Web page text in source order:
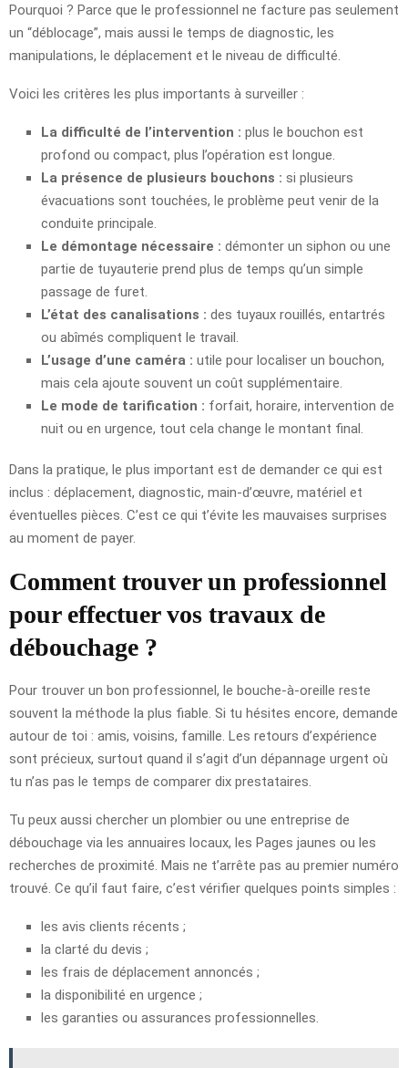
Pourquoi ? Parce que le professionnel ne facture pas seulement
un “déblocage”, mais aussi le temps de diagnostic, les
manipulations, le déplacement et le niveau de difficulté.
Voici les critères les plus importants à surveiller :
La difficulté de l’intervention : plus le bouchon est
profond ou compact, plus l’opération est longue.
La présence de plusieurs bouchons : si plusieurs
évacuations sont touchées, le problème peut venir de la
conduite principale.
Le démontage nécessaire : démonter un siphon ou une
partie de tuyauterie prend plus de temps qu’un simple
passage de furet.
L’état des canalisations : des tuyaux rouillés, entartrés
ou abîmés compliquent le travail.
L’usage d’une caméra : utile pour localiser un bouchon,
mais cela ajoute souvent un coût supplémentaire.
Le mode de tarification : forfait, horaire, intervention de
nuit ou en urgence, tout cela change le montant final.
Dans la pratique, le plus important est de demander ce qui est
inclus : déplacement, diagnostic, main-d’œuvre, matériel et
éventuelles pièces. C’est ce qui t’évite les mauvaises surprises
au moment de payer.
Comment trouver un professionnel
pour effectuer vos travaux de
débouchage ?
Pour trouver un bon professionnel, le bouche-à-oreille reste
souvent la méthode la plus fiable. Si tu hésites encore, demande
autour de toi : amis, voisins, famille. Les retours d’expérience
sont précieux, surtout quand il s’agit d’un dépannage urgent où
tu n’as pas le temps de comparer dix prestataires.
Tu peux aussi chercher un plombier ou une entreprise de
débouchage via les annuaires locaux, les Pages jaunes ou les
recherches de proximité. Mais ne t’arrête pas au premier numéro
trouvé. Ce qu’il faut faire, c’est vérifier quelques points simples :
les avis clients récents ;
la clarté du devis ;
les frais de déplacement annoncés ;
la disponibilité en urgence ;
les garanties ou assurances professionnelles.